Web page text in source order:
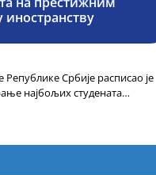
Србије расписао је
најбољих студената